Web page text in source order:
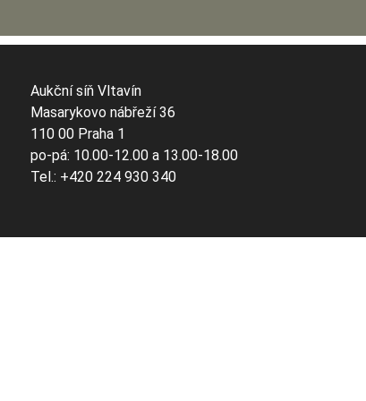
Aukční síň Vltavín
Masarykovo nábřeží 36
110 00 Praha 1
po-pá: 10.00-12.00 a 13.00-18.00
Tel.: +420 224 930 340